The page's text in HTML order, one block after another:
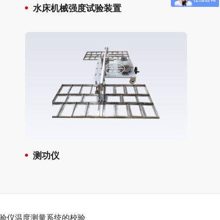
水床机械强度试验装置
测功仪
仪温度测量系统的校验